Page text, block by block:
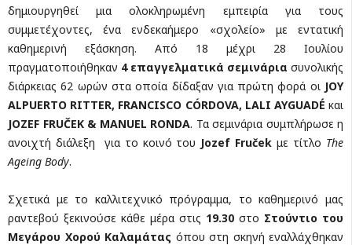
δημιουργηθεί μια ολοκληρωμένη εμπειρία για τους
συμμετέχοντες, ένα ενδεκαήμερο «σχολείο» με εντατική
καθημερινή εξάσκηση. Από 18 μέχρι 28 Ιουλίου
πραγματοποιήθηκαν 4 επαγγελματικά σεμινάρια συνολικής
διάρκειας 62 ωρών στα οποία δίδαξαν για πρώτη φορά οι JOY
ALPUERTO RITTER, FRANCISCO CÓRDOVA, LALI AYGUADÉ και
JOZEF FRUČEK & MANUEL RONDA. Τα σεμινάρια συμπλήρωσε η
ανοιχτή διάλεξη για το κοινό του Jozef Fruček με τίτλο The
Ageing Body.
Σχετικά με το καλλιτεχνικό πρόγραμμα, το καθημερινό μας
ραντεβού ξεκινούσε κάθε μέρα στις 19.30 στο Στούντιο του
Μεγάρου Χορού Καλαμάτας όπου στη σκηνή εναλλάχθηκαν